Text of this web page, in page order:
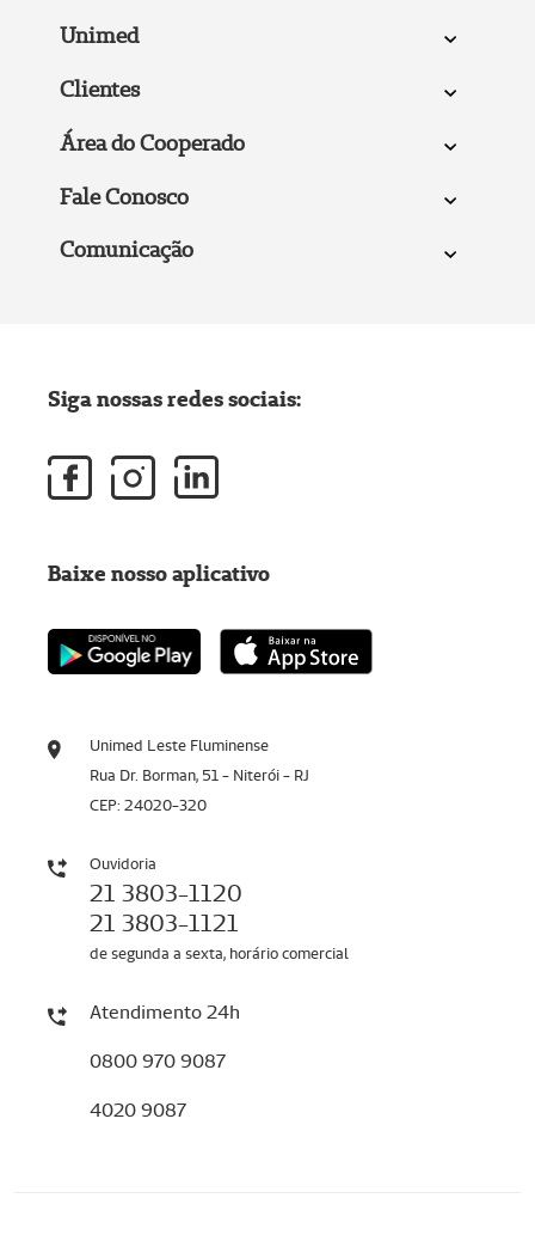
Unimed
Clientes
Área do Cooperado
Fale Conosco
Comunicação
Unimed Leste Fluminense
Rua Dr. Borman, 51 - Niterói - RJ
CEP: 24020-320
Ouvidoria
21 3803-1120
21 3803-1121
de segunda a sexta, horário comercial
Atendimento 24h
0800 970 9087
4020 9087
Siga nossas redes sociais:
Baixe nosso aplicativo